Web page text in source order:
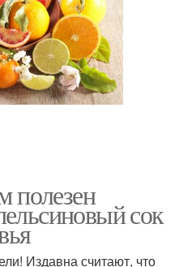
полезен
сок
Издавна считают, что